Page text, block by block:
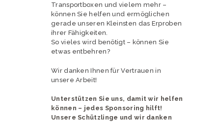
Transportboxen und vielem mehr –
können Sie helfen und ermöglichen
gerade unseren Kleinsten das Erproben
ihrer Fähigkeiten.
So vieles wird benötigt – können Sie
etwas entbehren?
Wir danken Ihnen für Vertrauen in
unsere Arbeit!
Unterstützen Sie uns, damit wir helfen
können – jedes Sponsoring hilft!
Unsere Schützlinge und wir danken